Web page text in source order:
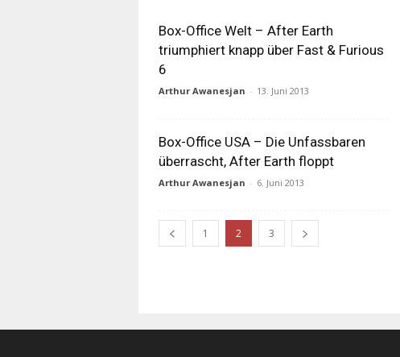
Box-Office Welt – After Earth
triumphiert knapp über Fast & Furious
6
Arthur Awanesjan - 13. Juni 2013
Box-Office USA – Die Unfassbaren
überrascht, After Earth floppt
Arthur Awanesjan - 6. Juni 2013
1 2 3